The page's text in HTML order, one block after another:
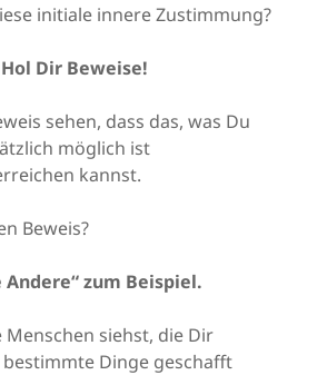
initiale innere Zustimmung?
Hol Dir Beweise!
sehen, dass das, was Du
möglich ist
kannst.
Beweis?
Andere“ zum Beispiel.
Menschen siehst, die Dir
Dinge geschafft